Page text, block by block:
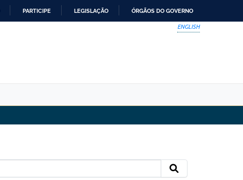
PARTICIPE LEGISLAÇÃO ÓRGÃOS DO GOVERNO
ENGLISH